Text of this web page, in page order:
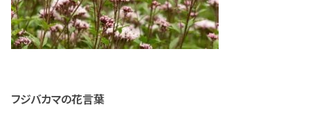
フジバカマの花言葉